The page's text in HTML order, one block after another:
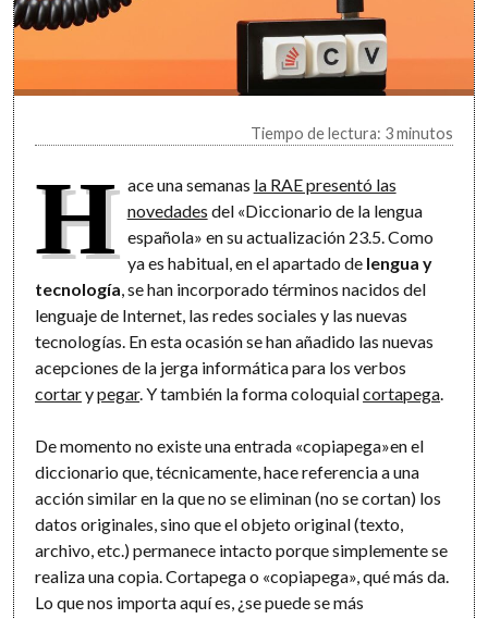
Tiempo de lectura: 3 minutos
H ace una semanas la RAE presentó las
novedades del «Diccionario de la lengua
española» en su actualización 23.5. Como
ya es habitual, en el apartado de lengua y
tecnología , se han incorporado términos nacidos del
lenguaje de Internet, las redes sociales y las nuevas
tecnologías. En esta ocasión se han añadido las nuevas
acepciones de la jerga informática para los verbos
cortarypegar. Y también la forma coloquialcortapega
De momento no existe una entrada «copiapega»en el
diccionario que, técnicamente, hace referencia a una
acción similar en la que no se eliminan (no se cortan) los
datos originales, sino que el objeto original (texto,
archivo, etc.) permanece intacto porque simplemente se
realiza una copia. Cortapega o «copiapega», qué más da.
Lo que nos importa aquí es, ¿se puede se más